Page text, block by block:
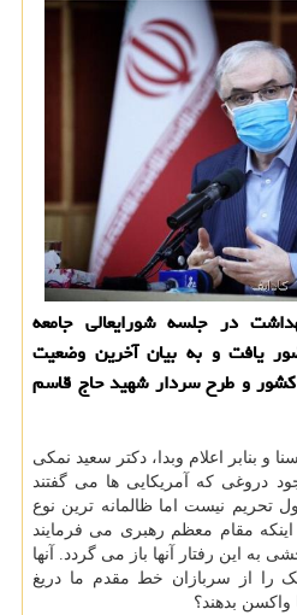
در جلسه شورایعالی جامعه
یافت و به بیان آخرین وضعیت
بیماری کووید۱۹ در کشور و طرح سردار شهید حاج قاسم
و بنابر اعلام وبدا، دکتر سعید نمکی
دروغی که آمریکایی ها می گفتند
نیست اما ظالمانه ترین نوع
اینکه مقام معظم رهبری می فرمایند
به این رفتار آنها باز می گردد. آنها
را از سربازان خط مقدم ما دریغ
واکسن بدهند؟